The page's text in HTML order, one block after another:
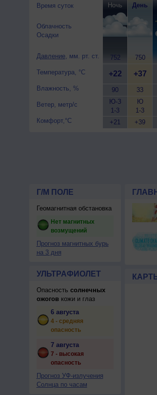
Время суток
Облачность
Осадки
Давление, мм. рт. ст.
Температура, °C
Влажность, %
Ветер, метр/с
Комфорт,°C
Ночь
752
+22
90
Ю-З
1-3
+21
День
750
+37
33
Ю
1-3
+39
Г/М ПОЛЕ
Геомагнитная обстановка
Нет магнитных
возмущений
Прогноз магнитных бурь
на 3 дня
УЛЬТРАФИОЛЕТ
Опасность солнечных
ожоговкожи и глаз
6 августа
4 - средняя
опасность
7 августа
7 - высокая
опасность
Прогноз УФ-излучения
Солнца по часам